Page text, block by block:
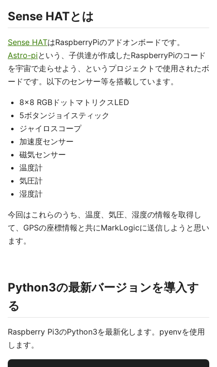
Sense HATとは
Sense HATはRaspberryPiのアドオンボードです。
Astro-piという、子供達が作成したRaspberryPiのコード
を宇宙で走らせよう、というプロジェクトで使用されたボ
ードです。以下のセンサー等を搭載しています。
8x8 RGBドットマトリクスLED
5ボタンジョイスティック
ジャイロスコープ
加速度センサー
磁気センサー
温度計
気圧計
湿度計
今回はこれらのうち、温度、気圧、湿度の情報を取得し
て、GPSの座標情報と共にMarkLogicに送信しようと思い
ます。
Python3の最新バージョンを導入す
る
Raspberry Pi3のPython3を最新化します。pyenvを使用
します。